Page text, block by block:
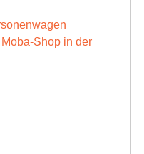
Shop in der